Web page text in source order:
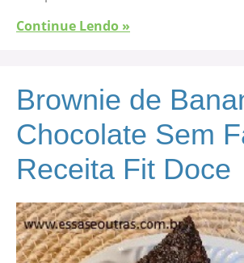
Continue Lendo »
Brownie de
Chocolate Sem
Receita Fit Doce